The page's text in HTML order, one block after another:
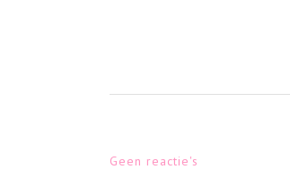
Geen reactie's